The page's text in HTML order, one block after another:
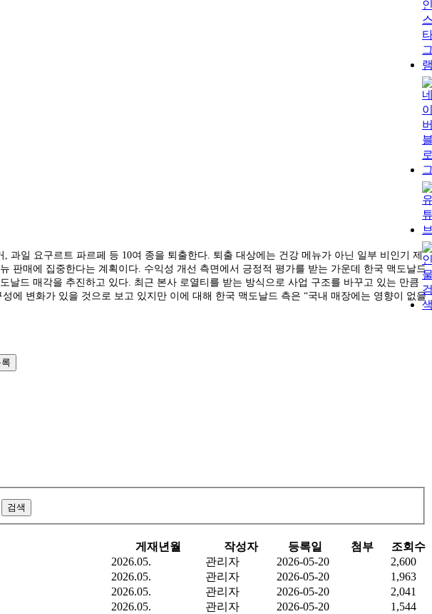
과일 요구르트 파르페 등 10여 종을 퇴출한다. 퇴출 대상에는 건강 메뉴가 아닌 일부 비인기 제
판매에 집중한다는 계획이다. 수익성 개선 측면에서 긍정적 평가를 받는 가운데 한국 맥도날드
드 매각을 추진하고 있다. 최근 본사 로열티를 받는 방식으로 사업 구조를 바꾸고 있는 만큼
에 변화가 있을 것으로 보고 있지만 이에 대해 한국 맥도날드 측은 “국내 매장에는 영향이 없을
검색
게재년월 작성자 등록일 첨부
조회수
2026.05. 관리자 2026-05-20
2,600
2026.05. 관리자 2026-05-20
1,963
2026.05. 관리자 2026-05-20
2,041
2026.05. 관리자 2026-05-20
1,544